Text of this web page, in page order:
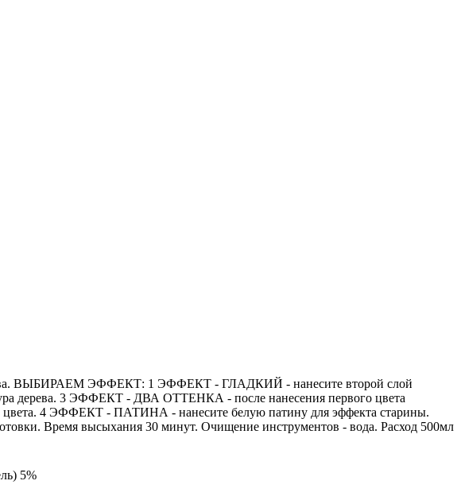
ВЫБИРАЕМ ЭФФЕКТ: 1 ЭФФЕКТ - ГЛАДКИЙ - нанесите второй слой
дерева. 3 ЭФФЕКТ - ДВА ОТТЕНКА - после нанесения первого цвета
цвета. 4 ЭФФЕКТ - ПАТИНА - нанесите белую патину для эффекта старины.
Время высыхания 30 минут. Очищение инструментов - вода. Расход 500мл
5%